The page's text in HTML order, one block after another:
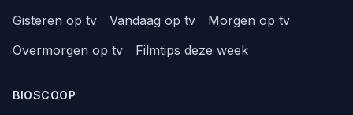
Gisteren op tv Vandaag op tv
Morgen op tv
Overmorgen op tv
Filmtips deze week
BIOSCOOP